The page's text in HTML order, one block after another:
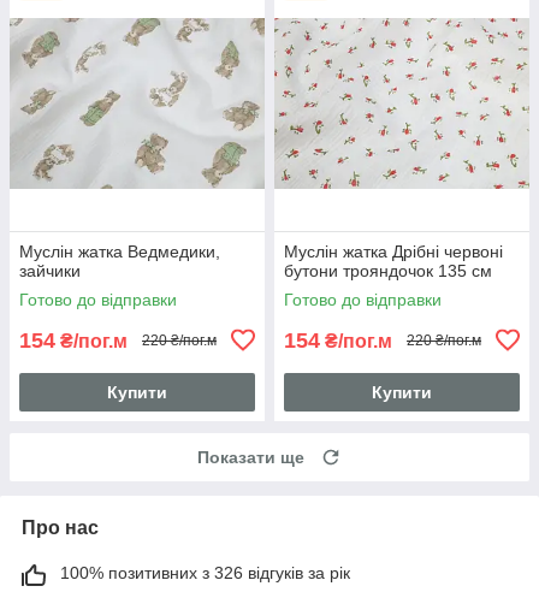
Муслін жатка Ведмедики,
зайчики
Готово до відправки
154 ₴/пог.м 220 ₴/пог.м
Купити
Муслін жатка Дрібні червоні
бутони трояндочок 135 см
Готово до відправки
154 ₴/пог.м 220 ₴/пог.м
Купити
Показати ще
Про нас
100% позитивних з 326 відгуків за рік